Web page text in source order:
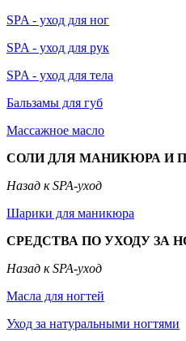
SPA - уход для ног
SPA - уход для рук
SPA - уход для тела
Бальзамы для губ
Массажное масло
СОЛИ ДЛЯ МАНИКЮРА И
Назад к SPA-уход
Шарики для маникюра
СРЕДСТВА ПО УХОДУ ЗА
Назад к SPA-уход
Масла для ногтей
Уход за натуральными ногтями